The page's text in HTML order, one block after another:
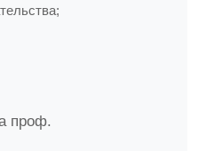
проф.